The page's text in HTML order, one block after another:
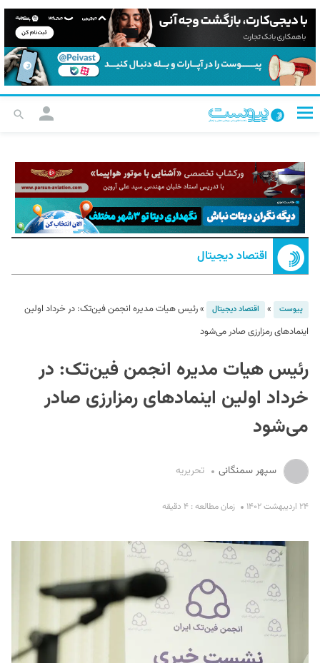
اقتصاد دیجیتال
پیوست » اقتصاد دیجیتال »رئیس هیات مدیره انجمن فین‌تک: در خرداد اولین
اینمادهای رمزارزی صادر می‌شود
رئیس هیات مدیره انجمن فین‌تک: در
خرداد اولین اینمادهای رمزارزی صادر
می‌شود
سپهر سمنگانی تحریریه
۲۴ اردیبهشت ۱۴۰۲ زمان مطالعه : ۴ دقیقه